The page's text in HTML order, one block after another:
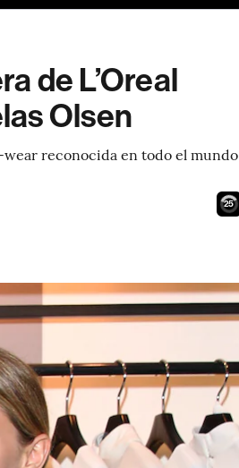
de L’Oreal
Olsen
wear reconocida en todo el mundo
24